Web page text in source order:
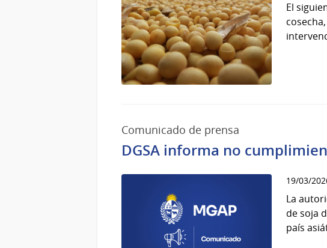
El
Comunicado de prensa
DGSA informa no
19/03/
La
de soja
país